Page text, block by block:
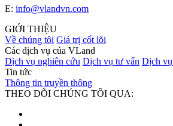
E: info@vlandvn.com
GIỚI THIỆU
Về chúng tôi Giá trị cốt lõi
Các dịch vụ của VLand
Dịch vụ nghiên cứu Dịch vụ tư vấn Dịch
Tin tức
Thông tin truyền thông
THEO DÕI CHÚNG TÔI QUA: